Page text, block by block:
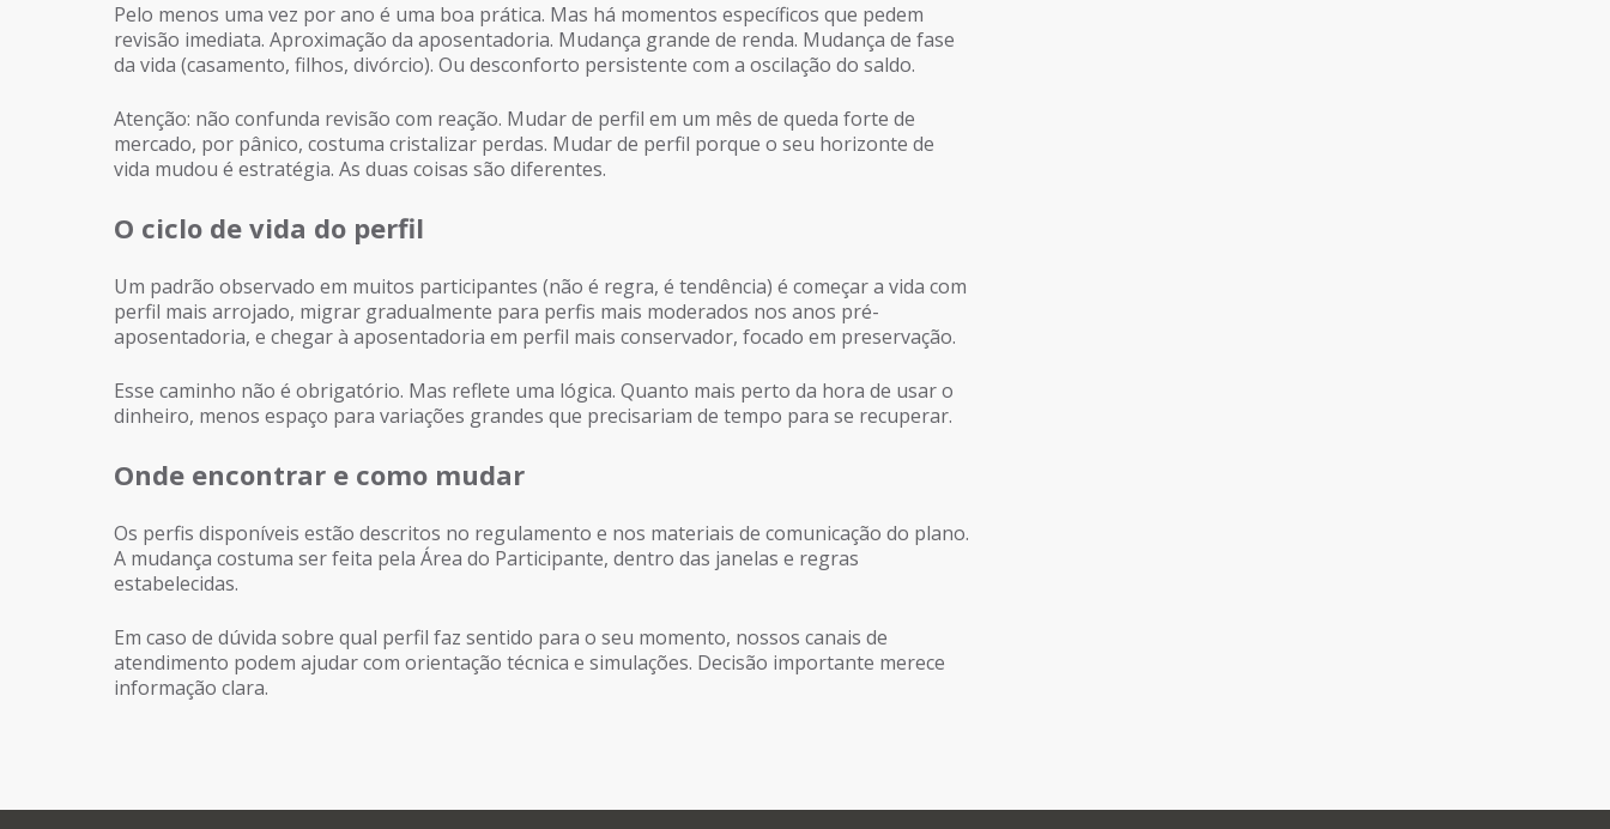
Pelo menos uma vez por ano é uma boa prática. Mas há momentos específicos que pedem
revisão imediata. Aproximação da aposentadoria. Mudança grande de renda. Mudança de fase
da vida (casamento, filhos, divórcio). Ou desconforto persistente com a oscilação do saldo.
Atenção: não confunda revisão com reação. Mudar de perfil em um mês de queda forte de
mercado, por pânico, costuma cristalizar perdas. Mudar de perfil porque o seu horizonte de
vida mudou é estratégia. As duas coisas são diferentes.
O ciclo de vida do perfil
Um padrão observado em muitos participantes (não é regra, é tendência) é começar a vida com
perfil mais arrojado, migrar gradualmente para perfis mais moderados nos anos pré-
aposentadoria, e chegar à aposentadoria em perfil mais conservador, focado em preservação.
Esse caminho não é obrigatório. Mas reflete uma lógica. Quanto mais perto da hora de usar o
dinheiro, menos espaço para variações grandes que precisariam de tempo para se recuperar.
Onde encontrar e como mudar
Os perfis disponíveis estão descritos no regulamento e nos materiais de comunicação do plano.
A mudança costuma ser feita pela Área do Participante, dentro das janelas e regras
estabelecidas.
Em caso de dúvida sobre qual perfil faz sentido para o seu momento, nossos canais de
atendimento podem ajudar com orientação técnica e simulações. Decisão importante merece
informação clara.